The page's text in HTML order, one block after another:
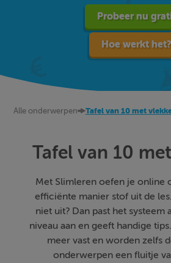
Probeer nu
Hoe werkt het?
Alle onderwerpen Tafel van 10 met
Tafel van 10
Met Slimleren oefen je online
efficiënte manier stof uit de
niet uit? Dan past het systeem
niveau aan en geeft handige
meer vast en worden zelfs
onderwerpen een fluitje